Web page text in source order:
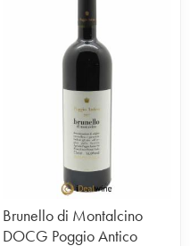
Brunello di Montalcino
DOCG Poggio Antico